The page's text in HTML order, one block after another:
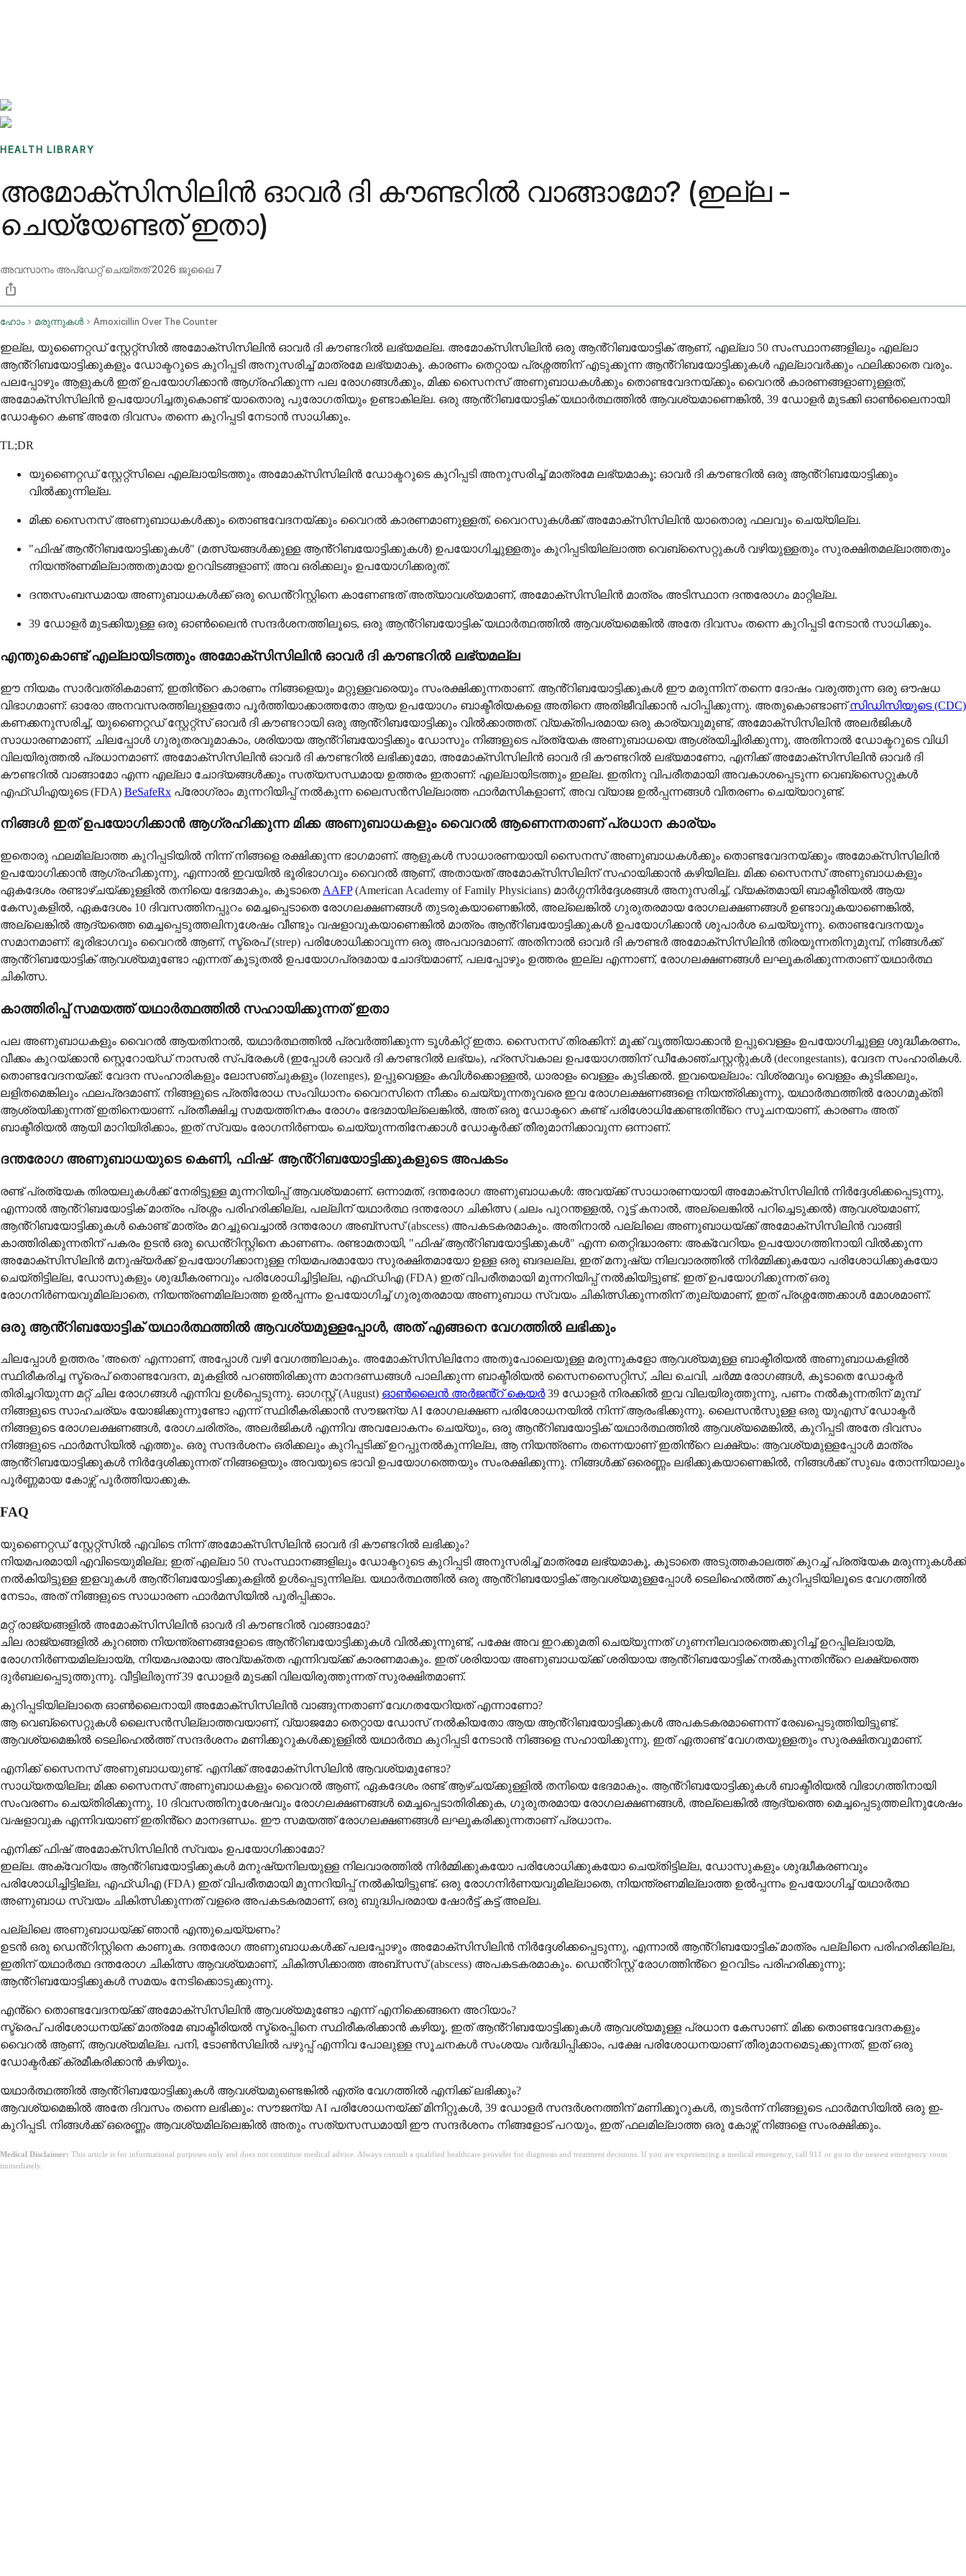
HEALTH LIBRARY
അമോക്സിസിലിൻ ഓവർ ദി കൗണ്ടറിൽ വാങ്ങാമോ? (ഇല്ല -
ചെയ്യേണ്ടത് ഇതാ)
അവസാനം അപ്ഡേറ്റ് ചെയ്തത്2026 ജൂലൈ 7
ഹോം മരുന്നുകൾ Amoxicillin Over The Counter
ഇല്ല, യുണൈറ്റഡ് സ്റ്റേറ്റ്സിൽ അമോക്സിസിലിൻ ഓവർ ദി കൗണ്ടറിൽ ലഭ്യമല്ല. അമോക്സിസിലിൻ ഒരു ആൻ്റിബയോട്ടിക് ആണ്, എല്ലാ 50 സംസ്ഥാനങ്ങളിലും എല്ലാ
ആൻ്റിബയോട്ടിക്കുകളും ഡോക്ടറുടെ കുറിപ്പടി അനുസരിച്ച് മാത്രമേ ലഭ്യമാകൂ. കാരണം തെറ്റായ പ്രശ്നത്തിന് എടുക്കുന്ന ആൻ്റിബയോട്ടിക്കുകൾ എല്ലാവർക്കും ഫലിക്കാതെ വരും.
പലപ്പോഴും ആളുകൾ ഇത് ഉപയോഗിക്കാൻ ആഗ്രഹിക്കുന്ന പല രോഗങ്ങൾക്കും, മിക്ക സൈനസ് അണുബാധകൾക്കും തൊണ്ടവേദനയ്ക്കും വൈറൽ കാരണങ്ങളാണുള്ളത്,
അമോക്സിസിലിൻ ഉപയോഗിച്ചതുകൊണ്ട് യാതൊരു പുരോഗതിയും ഉണ്ടാകില്ല. ഒരു ആൻ്റിബയോട്ടിക് യഥാർത്ഥത്തിൽ ആവശ്യമാണെങ്കിൽ, 39 ഡോളർ മുടക്കി ഓൺലൈനായി
ഡോക്ടറെ കണ്ട് അതേ ദിവസം തന്നെ കുറിപ്പടി നേടാൻ സാധിക്കും.
TL;DR
യുണൈറ്റഡ് സ്റ്റേറ്റ്സിലെ എല്ലായിടത്തും അമോക്സിസിലിൻ ഡോക്ടറുടെ കുറിപ്പടി അനുസരിച്ച് മാത്രമേ ലഭ്യമാകൂ; ഓവർ ദി കൗണ്ടറിൽ ഒരു ആൻ്റിബയോട്ടിക്കും
വിൽക്കുന്നില്ല.
മിക്ക സൈനസ് അണുബാധകൾക്കും തൊണ്ടവേദനയ്ക്കും വൈറൽ കാരണമാണുള്ളത്, വൈറസുകൾക്ക് അമോക്സിസിലിൻ യാതൊരു ഫലവും ചെയ്യില്ല.
"ഫിഷ് ആൻ്റിബയോട്ടിക്കുകൾ" (മത്സ്യങ്ങൾക്കുള്ള ആൻ്റിബയോട്ടിക്കുകൾ) ഉപയോഗിച്ചുള്ളതും കുറിപ്പടിയില്ലാത്ത വെബ്സൈറ്റുകൾ വഴിയുള്ളതും സുരക്ഷിതമല്ലാത്തതും
നിയന്ത്രണമില്ലാത്തതുമായ ഉറവിടങ്ങളാണ്; അവ ഒരിക്കലും ഉപയോഗിക്കരുത്.
ദന്തസംബന്ധമായ അണുബാധകൾക്ക് ഒരു ഡെൻ്റിസ്റ്റിനെ കാണേണ്ടത് അത്യാവശ്യമാണ്, അമോക്സിസിലിൻ മാത്രം അടിസ്ഥാന ദന്തരോഗം മാറ്റില്ല.
39 ഡോളർ മുടക്കിയുള്ള ഒരു ഓൺലൈൻ സന്ദർശനത്തിലൂടെ, ഒരു ആൻ്റിബയോട്ടിക് യഥാർത്ഥത്തിൽ ആവശ്യമെങ്കിൽ അതേ ദിവസം തന്നെ കുറിപ്പടി നേടാൻ സാധിക്കും.
എന്തുകൊണ്ട് എല്ലായിടത്തും അമോക്സിസിലിൻ ഓവർ ദി കൗണ്ടറിൽ ലഭ്യമല്ല
ഈ നിയമം സാർവത്രികമാണ്, ഇതിൻ്റെ കാരണം നിങ്ങളെയും മറ്റുള്ളവരെയും സംരക്ഷിക്കുന്നതാണ്. ആൻ്റിബയോട്ടിക്കുകൾ ഈ മരുന്നിന് തന്നെ ദോഷം വരുത്തുന്ന ഒരു ഔഷധ
വിഭാഗമാണ്: ഓരോ അനവസരത്തിലുള്ളതോ പൂർത്തിയാക്കാത്തതോ ആയ ഉപയോഗം ബാക്ടീരിയകളെ അതിനെ അതിജീവിക്കാൻ പഠിപ്പിക്കുന്നു. അതുകൊണ്ടാണ്സിഡിസിയുടെ (CDC)
കണക്കനുസരിച്ച്, യുണൈറ്റഡ് സ്റ്റേറ്റ്സ് ഓവർ ദി കൗണ്ടറായി ഒരു ആൻ്റിബയോട്ടിക്കും വിൽക്കാത്തത്. വ്യക്തിപരമായ ഒരു കാര്യവുമുണ്ട്, അമോക്സിസിലിൻ അലർജികൾ
സാധാരണമാണ്, ചിലപ്പോൾ ഗുരുതരവുമാകാം, ശരിയായ ആൻ്റിബയോട്ടിക്കും ഡോസും നിങ്ങളുടെ പ്രത്യേക അണുബാധയെ ആശ്രയിച്ചിരിക്കുന്നു, അതിനാൽ ഡോക്ടറുടെ വിധി
വിലയിരുത്തൽ പ്രധാനമാണ്. അമോക്സിസിലിൻ ഓവർ ദി കൗണ്ടറിൽ ലഭിക്കുമോ, അമോക്സിസിലിൻ ഓവർ ദി കൗണ്ടറിൽ ലഭ്യമാണോ, എനിക്ക് അമോക്സിസിലിൻ ഓവർ ദി
കൗണ്ടറിൽ വാങ്ങാമോ എന്ന എല്ലാ ചോദ്യങ്ങൾക്കും സത്യസന്ധമായ ഉത്തരം ഇതാണ്: എല്ലായിടത്തും ഇല്ല. ഇതിനു വിപരീതമായി അവകാശപ്പെടുന്ന വെബ്സൈറ്റുകൾ
എഫ്ഡിഎയുടെ (FDA) BeSafeRx പ്രോഗ്രാം മുന്നറിയിപ്പ് നൽകുന്ന ലൈസൻസില്ലാത്ത ഫാർമസികളാണ്, അവ വ്യാജ ഉൽപ്പന്നങ്ങൾ വിതരണം ചെയ്യാറുണ്ട്.
നിങ്ങൾ ഇത് ഉപയോഗിക്കാൻ ആഗ്രഹിക്കുന്ന മിക്ക അണുബാധകളും വൈറൽ ആണെന്നതാണ് പ്രധാന കാര്യം
ഇതൊരു ഫലമില്ലാത്ത കുറിപ്പടിയിൽ നിന്ന് നിങ്ങളെ രക്ഷിക്കുന്ന ഭാഗമാണ്. ആളുകൾ സാധാരണയായി സൈനസ് അണുബാധകൾക്കും തൊണ്ടവേദനയ്ക്കും അമോക്സിസിലിൻ
ഉപയോഗിക്കാൻ ആഗ്രഹിക്കുന്നു, എന്നാൽ ഇവയിൽ ഭൂരിഭാഗവും വൈറൽ ആണ്, അതായത് അമോക്സിസിലിന് സഹായിക്കാൻ കഴിയില്ല. മിക്ക സൈനസ് അണുബാധകളും
ഏകദേശം രണ്ടാഴ്ചയ്ക്കുള്ളിൽ തനിയെ ഭേദമാകും, കൂടാതെ AAFP(American Academy of Family Physicians) മാർഗ്ഗനിർദ്ദേശങ്ങൾ അനുസരിച്ച്, വ്യക്തമായി ബാക്ടീരിയൽ ആയ
കേസുകളിൽ, ഏകദേശം 10 ദിവസത്തിനപ്പുറം മെച്ചപ്പെടാതെ രോഗലക്ഷണങ്ങൾ തുടരുകയാണെങ്കിൽ, അല്ലെങ്കിൽ ഗുരുതരമായ രോഗലക്ഷണങ്ങൾ ഉണ്ടാവുകയാണെങ്കിൽ,
അല്ലെങ്കിൽ ആദ്യത്തെ മെച്ചപ്പെടുത്തലിനുശേഷം വീണ്ടും വഷളാവുകയാണെങ്കിൽ മാത്രം ആൻ്റിബയോട്ടിക്കുകൾ ഉപയോഗിക്കാൻ ശുപാർശ ചെയ്യുന്നു. തൊണ്ടവേദനയും
സമാനമാണ്: ഭൂരിഭാഗവും വൈറൽ ആണ്, സ്ട്രെപ് (strep) പരിശോധിക്കാവുന്ന ഒരു അപവാദമാണ്. അതിനാൽ ഓവർ ദി കൗണ്ടർ അമോക്സിസിലിൻ തിരയുന്നതിനുമുമ്പ്, നിങ്ങൾക്ക്
ആൻ്റിബയോട്ടിക് ആവശ്യമുണ്ടോ എന്നത് കൂടുതൽ ഉപയോഗപ്രദമായ ചോദ്യമാണ്, പലപ്പോഴും ഉത്തരം ഇല്ല എന്നാണ്, രോഗലക്ഷണങ്ങൾ ലഘൂകരിക്കുന്നതാണ് യഥാർത്ഥ
ചികിത്സ.
കാത്തിരിപ്പ് സമയത്ത് യഥാർത്ഥത്തിൽ സഹായിക്കുന്നത് ഇതാ
പല അണുബാധകളും വൈറൽ ആയതിനാൽ, യഥാർത്ഥത്തിൽ പ്രവർത്തിക്കുന്ന ടൂൾകിറ്റ് ഇതാ. സൈനസ് തിരക്കിന്: മൂക്ക് വൃത്തിയാക്കാൻ ഉപ്പുവെള്ളം ഉപയോഗിച്ചുള്ള ശുദ്ധീകരണം,
വീക്കം കുറയ്ക്കാൻ സ്റ്റെറോയ്ഡ് നാസൽ സ്പ്രേകൾ (ഇപ്പോൾ ഓവർ ദി കൗണ്ടറിൽ ലഭ്യം), ഹ്രസ്വകാല ഉപയോഗത്തിന് ഡീകോഞ്ചസ്റ്റന്റുകൾ (decongestants), വേദന സംഹാരികൾ.
തൊണ്ടവേദനയ്ക്ക്: വേദന സംഹാരികളും ലോസഞ്ചുകളും (lozenges), ഉപ്പുവെള്ളം കവിൾക്കൊള്ളൽ, ധാരാളം വെള്ളം കുടിക്കൽ. ഇവയെല്ലാം: വിശ്രമവും വെള്ളം കുടിക്കലും,
ലളിതമെങ്കിലും ഫലപ്രദമാണ്. നിങ്ങളുടെ പ്രതിരോധ സംവിധാനം വൈറസിനെ നീക്കം ചെയ്യുന്നതുവരെ ഇവ രോഗലക്ഷണങ്ങളെ നിയന്ത്രിക്കുന്നു, യഥാർത്ഥത്തിൽ രോഗമുക്തി
ആശ്രയിക്കുന്നത് ഇതിനെയാണ്. പ്രതീക്ഷിച്ച സമയത്തിനകം രോഗം ഭേദമായില്ലെങ്കിൽ, അത് ഒരു ഡോക്ടറെ കണ്ട് പരിശോധിക്കേണ്ടതിൻ്റെ സൂചനയാണ്, കാരണം അത്
ബാക്ടീരിയൽ ആയി മാറിയിരിക്കാം, ഇത് സ്വയം രോഗനിർണയം ചെയ്യുന്നതിനേക്കാൾ ഡോക്ടർക്ക് തീരുമാനിക്കാവുന്ന ഒന്നാണ്.
ദന്തരോഗ അണുബാധയുടെ കെണി, ഫിഷ്- ആൻ്റിബയോട്ടിക്കുകളുടെ അപകടം
രണ്ട് പ്രത്യേക തിരയലുകൾക്ക് നേരിട്ടുള്ള മുന്നറിയിപ്പ് ആവശ്യമാണ്. ഒന്നാമത്, ദന്തരോഗ അണുബാധകൾ: അവയ്ക്ക് സാധാരണയായി അമോക്സിസിലിൻ നിർദ്ദേശിക്കപ്പെടുന്നു,
എന്നാൽ ആൻ്റിബയോട്ടിക് മാത്രം പ്രശ്നം പരിഹരിക്കില്ല, പല്ലിന് യഥാർത്ഥ ദന്തരോഗ ചികിത്സ (ചലം പുറന്തള്ളൽ, റൂട്ട് കനാൽ, അല്ലെങ്കിൽ പറിച്ചെടുക്കൽ) ആവശ്യമാണ്,
ആൻ്റിബയോട്ടിക്കുകൾ കൊണ്ട് മാത്രം മറച്ചുവെച്ചാൽ ദന്തരോഗ അബ്സസ് (abscess) അപകടകരമാകും. അതിനാൽ പല്ലിലെ അണുബാധയ്ക്ക് അമോക്സിസിലിൻ വാങ്ങി
കാത്തിരിക്കുന്നതിന് പകരം ഉടൻ ഒരു ഡെൻ്റിസ്റ്റിനെ കാണണം. രണ്ടാമതായി, "ഫിഷ് ആൻ്റിബയോട്ടിക്കുകൾ" എന്ന തെറ്റിദ്ധാരണ: അക്വേറിയം ഉപയോഗത്തിനായി വിൽക്കുന്ന
അമോക്സിസിലിൻ മനുഷ്യർക്ക് ഉപയോഗിക്കാനുള്ള നിയമപരമായോ സുരക്ഷിതമായോ ഉള്ള ഒരു ബദലല്ല, ഇത് മനുഷ്യ നിലവാരത്തിൽ നിർമ്മിക്കുകയോ പരിശോധിക്കുകയോ
ചെയ്തിട്ടില്ല, ഡോസുകളും ശുദ്ധീകരണവും പരിശോധിച്ചിട്ടില്ല, എഫ്ഡിഎ (FDA) ഇത് വിപരീതമായി മുന്നറിയിപ്പ് നൽകിയിട്ടുണ്ട്. ഇത് ഉപയോഗിക്കുന്നത് ഒരു
രോഗനിർണയവുമില്ലാതെ, നിയന്ത്രണമില്ലാത്ത ഉൽപ്പന്നം ഉപയോഗിച്ച് ഗുരുതരമായ അണുബാധ സ്വയം ചികിത്സിക്കുന്നതിന് തുല്യമാണ്, ഇത് പ്രശ്നത്തേക്കാൾ മോശമാണ്.
ഒരു ആൻ്റിബയോട്ടിക് യഥാർത്ഥത്തിൽ ആവശ്യമുള്ളപ്പോൾ, അത് എങ്ങനെ വേഗത്തിൽ ലഭിക്കും
ചിലപ്പോൾ ഉത്തരം 'അതെ' എന്നാണ്, അപ്പോൾ വഴി വേഗത്തിലാകും. അമോക്സിസിലിനോ അതുപോലെയുള്ള മരുന്നുകളോ ആവശ്യമുള്ള ബാക്ടീരിയൽ അണുബാധകളിൽ
സ്ഥിരീകരിച്ച സ്ട്രെപ് തൊണ്ടവേദന, മുകളിൽ പറഞ്ഞിരിക്കുന്ന മാനദണ്ഡങ്ങൾ പാലിക്കുന്ന ബാക്ടീരിയൽ സൈനസൈറ്റിസ്, ചില ചെവി, ചർമ്മ രോഗങ്ങൾ, കൂടാതെ ഡോക്ടർ
തിരിച്ചറിയുന്ന മറ്റ് ചില രോഗങ്ങൾ എന്നിവ ഉൾപ്പെടുന്നു. ഓഗസ്റ്റ് (August) ഓൺലൈൻ അർജൻ്റ് കെയർ39 ഡോളർ നിരക്കിൽ ഇവ വിലയിരുത്തുന്നു, പണം നൽകുന്നതിന് മുമ്പ്
നിങ്ങളുടെ സാഹചര്യം യോജിക്കുന്നുണ്ടോ എന്ന് സ്ഥിരീകരിക്കാൻ സൗജന്യ AI രോഗലക്ഷണ പരിശോധനയിൽ നിന്ന് ആരംഭിക്കുന്നു. ലൈസൻസുള്ള ഒരു യുഎസ് ഡോക്ടർ
നിങ്ങളുടെ രോഗലക്ഷണങ്ങൾ, രോഗചരിത്രം, അലർജികൾ എന്നിവ അവലോകനം ചെയ്യും, ഒരു ആൻ്റിബയോട്ടിക് യഥാർത്ഥത്തിൽ ആവശ്യമെങ്കിൽ, കുറിപ്പടി അതേ ദിവസം
നിങ്ങളുടെ ഫാർമസിയിൽ എത്തും. ഒരു സന്ദർശനം ഒരിക്കലും കുറിപ്പടിക്ക് ഉറപ്പുനൽകുന്നില്ല, ആ നിയന്ത്രണം തന്നെയാണ് ഇതിൻ്റെ ലക്ഷ്യം: ആവശ്യമുള്ളപ്പോൾ മാത്രം
ആൻ്റിബയോട്ടിക്കുകൾ നിർദ്ദേശിക്കുന്നത് നിങ്ങളെയും അവയുടെ ഭാവി ഉപയോഗത്തെയും സംരക്ഷിക്കുന്നു. നിങ്ങൾക്ക് ഒരെണ്ണം ലഭിക്കുകയാണെങ്കിൽ, നിങ്ങൾക്ക് സുഖം തോന്നിയാലും
പൂർണ്ണമായ കോഴ്സ് പൂർത്തിയാക്കുക.
FAQ
യുണൈറ്റഡ് സ്റ്റേറ്റ്സിൽ എവിടെ നിന്ന് അമോക്സിസിലിൻ ഓവർ ദി കൗണ്ടറിൽ ലഭിക്കും?
നിയമപരമായി എവിടെയുമില്ല; ഇത് എല്ലാ 50 സംസ്ഥാനങ്ങളിലും ഡോക്ടറുടെ കുറിപ്പടി അനുസരിച്ച് മാത്രമേ ലഭ്യമാകൂ, കൂടാതെ അടുത്തകാലത്ത് കുറച്ച് പ്രത്യേക മരുന്നുകൾക്ക്
നൽകിയിട്ടുള്ള ഇളവുകൾ ആൻ്റിബയോട്ടിക്കുകളിൽ ഉൾപ്പെടുന്നില്ല. യഥാർത്ഥത്തിൽ ഒരു ആൻ്റിബയോട്ടിക് ആവശ്യമുള്ളപ്പോൾ ടെലിഹെൽത്ത് കുറിപ്പടിയിലൂടെ വേഗത്തിൽ
നേടാം, അത് നിങ്ങളുടെ സാധാരണ ഫാർമസിയിൽ പൂരിപ്പിക്കാം.
മറ്റ് രാജ്യങ്ങളിൽ അമോക്സിസിലിൻ ഓവർ ദി കൗണ്ടറിൽ വാങ്ങാമോ?
ചില രാജ്യങ്ങളിൽ കുറഞ്ഞ നിയന്ത്രണങ്ങളോടെ ആൻ്റിബയോട്ടിക്കുകൾ വിൽക്കുന്നുണ്ട്, പക്ഷേ അവ ഇറക്കുമതി ചെയ്യുന്നത് ഗുണനിലവാരത്തെക്കുറിച്ച് ഉറപ്പില്ലായ്മ,
രോഗനിർണയമില്ലായ്മ, നിയമപരമായ അവ്യക്തത എന്നിവയ്ക്ക് കാരണമാകും. ഇത് ശരിയായ അണുബാധയ്ക്ക് ശരിയായ ആൻ്റിബയോട്ടിക് നൽകുന്നതിൻ്റെ ലക്ഷ്യത്തെ
ദുർബലപ്പെടുത്തുന്നു. വീട്ടിലിരുന്ന് 39 ഡോളർ മുടക്കി വിലയിരുത്തുന്നത് സുരക്ഷിതമാണ്.
കുറിപ്പടിയില്ലാതെ ഓൺലൈനായി അമോക്സിസിലിൻ വാങ്ങുന്നതാണ് വേഗതയേറിയത് എന്നാണോ?
ആ വെബ്സൈറ്റുകൾ ലൈസൻസില്ലാത്തവയാണ്, വ്യാജമോ തെറ്റായ ഡോസ് നൽകിയതോ ആയ ആൻ്റിബയോട്ടിക്കുകൾ അപകടകരമാണെന്ന് രേഖപ്പെടുത്തിയിട്ടുണ്ട്.
ആവശ്യമെങ്കിൽ ടെലിഹെൽത്ത് സന്ദർശനം മണിക്കൂറുകൾക്കുള്ളിൽ യഥാർത്ഥ കുറിപ്പടി നേടാൻ നിങ്ങളെ സഹായിക്കുന്നു, ഇത് ഏതാണ്ട് വേഗതയുള്ളതും സുരക്ഷിതവുമാണ്.
എനിക്ക് സൈനസ് അണുബാധയുണ്ട്. എനിക്ക് അമോക്സിസിലിൻ ആവശ്യമുണ്ടോ?
സാധ്യതയില്ല; മിക്ക സൈനസ് അണുബാധകളും വൈറൽ ആണ്, ഏകദേശം രണ്ട് ആഴ്ചയ്ക്കുള്ളിൽ തനിയെ ഭേദമാകും. ആൻ്റിബയോട്ടിക്കുകൾ ബാക്ടീരിയൽ വിഭാഗത്തിനായി
സംവരണം ചെയ്തിരിക്കുന്നു, 10 ദിവസത്തിനുശേഷവും രോഗലക്ഷണങ്ങൾ മെച്ചപ്പെടാതിരിക്കുക, ഗുരുതരമായ രോഗലക്ഷണങ്ങൾ, അല്ലെങ്കിൽ ആദ്യത്തെ മെച്ചപ്പെടുത്തലിനുശേഷം
വഷളാവുക എന്നിവയാണ് ഇതിൻ്റെ മാനദണ്ഡം. ഈ സമയത്ത് രോഗലക്ഷണങ്ങൾ ലഘൂകരിക്കുന്നതാണ് പ്രധാനം.
എനിക്ക് ഫിഷ് അമോക്സിസിലിൻ സ്വയം ഉപയോഗിക്കാമോ?
ഇല്ല. അക്വേറിയം ആൻ്റിബയോട്ടിക്കുകൾ മനുഷ്യനിലയുള്ള നിലവാരത്തിൽ നിർമ്മിക്കുകയോ പരിശോധിക്കുകയോ ചെയ്തിട്ടില്ല, ഡോസുകളും ശുദ്ധീകരണവും
പരിശോധിച്ചിട്ടില്ല, എഫ്ഡിഎ (FDA) ഇത് വിപരീതമായി മുന്നറിയിപ്പ് നൽകിയിട്ടുണ്ട്. ഒരു രോഗനിർണയവുമില്ലാതെ, നിയന്ത്രണമില്ലാത്ത ഉൽപ്പന്നം ഉപയോഗിച്ച് യഥാർത്ഥ
അണുബാധ സ്വയം ചികിത്സിക്കുന്നത് വളരെ അപകടകരമാണ്, ഒരു ബുദ്ധിപരമായ ഷോർട്ട് കട്ട് അല്ല.
പല്ലിലെ അണുബാധയ്ക്ക് ഞാൻ എന്തുചെയ്യണം?
ഉടൻ ഒരു ഡെൻ്റിസ്റ്റിനെ കാണുക. ദന്തരോഗ അണുബാധകൾക്ക് പലപ്പോഴും അമോക്സിസിലിൻ നിർദ്ദേശിക്കപ്പെടുന്നു, എന്നാൽ ആൻ്റിബയോട്ടിക് മാത്രം പല്ലിനെ പരിഹരിക്കില്ല,
ഇതിന് യഥാർത്ഥ ദന്തരോഗ ചികിത്സ ആവശ്യമാണ്, ചികിത്സിക്കാത്ത അബ്സസ് (abscess) അപകടകരമാകും. ഡെൻ്റിസ്റ്റ് രോഗത്തിൻ്റെ ഉറവിടം പരിഹരിക്കുന്നു;
ആൻ്റിബയോട്ടിക്കുകൾ സമയം നേടിക്കൊടുക്കുന്നു.
എൻ്റെ തൊണ്ടവേദനയ്ക്ക് അമോക്സിസിലിൻ ആവശ്യമുണ്ടോ എന്ന് എനിക്കെങ്ങനെ അറിയാം?
സ്ട്രെപ് പരിശോധനയ്ക്ക് മാത്രമേ ബാക്ടീരിയൽ സ്ട്രെപ്പിനെ സ്ഥിരീകരിക്കാൻ കഴിയൂ, ഇത് ആൻ്റിബയോട്ടിക്കുകൾ ആവശ്യമുള്ള പ്രധാന കേസാണ്. മിക്ക തൊണ്ടവേദനകളും
വൈറൽ ആണ്, ആവശ്യമില്ല. പനി, ടോൺസിലിൽ പഴുപ്പ് എന്നിവ പോലുള്ള സൂചനകൾ സംശയം വർദ്ധിപ്പിക്കാം, പക്ഷേ പരിശോധനയാണ് തീരുമാനമെടുക്കുന്നത്, ഇത് ഒരു
ഡോക്ടർക്ക് ക്രമീകരിക്കാൻ കഴിയും.
യഥാർത്ഥത്തിൽ ആൻ്റിബയോട്ടിക്കുകൾ ആവശ്യമുണ്ടെങ്കിൽ എത്ര വേഗത്തിൽ എനിക്ക് ലഭിക്കും?
ആവശ്യമെങ്കിൽ അതേ ദിവസം തന്നെ ലഭിക്കും: സൗജന്യ AI പരിശോധനയ്ക്ക് മിനിറ്റുകൾ, 39 ഡോളർ സന്ദർശനത്തിന് മണിക്കൂറുകൾ, തുടർന്ന് നിങ്ങളുടെ ഫാർമസിയിൽ ഒരു ഇ-
കുറിപ്പടി. നിങ്ങൾക്ക് ഒരെണ്ണം ആവശ്യമില്ലെങ്കിൽ അതും സത്യസന്ധമായി ഈ സന്ദർശനം നിങ്ങളോട് പറയും, ഇത് ഫലമില്ലാത്ത ഒരു കോഴ്സ് നിങ്ങളെ സംരക്ഷിക്കും.
Medical Disclaimer: This article is for informational purposes only and does not constitute medical advice. Always consult a qualified healthcare provider for diagnosis and treatment decisions. If you are experiencing a medical emergency, call 911 or go to the nearest emergency room
immediately.